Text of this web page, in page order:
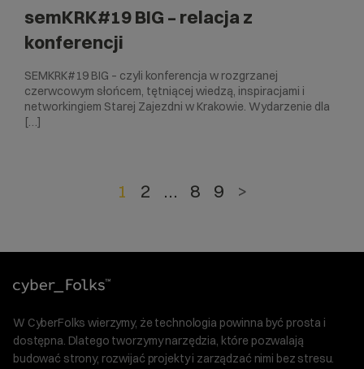
semKRK#19 BIG – relacja z
konferencji
SEMKRK#19 BIG – czyli konferencja w rozgrzanej
czerwcowym słońcem, tętniącej wiedzą, inspiracjami i
networkingiem Starej Zajezdni w Krakowie. Wydarzenie dla
[…]
1 2 … 8 9 >
W CyberFolks wierzymy, że technologia powinna być prosta i
dostępna. Dlatego tworzymy narzędzia, które pozwalają
budować strony, rozwijać projekty i zarządzać nimi bez stresu.